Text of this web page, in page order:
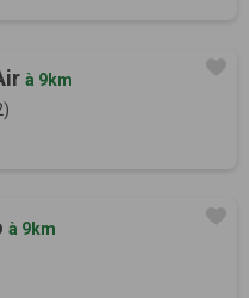
à 9km
à 9km